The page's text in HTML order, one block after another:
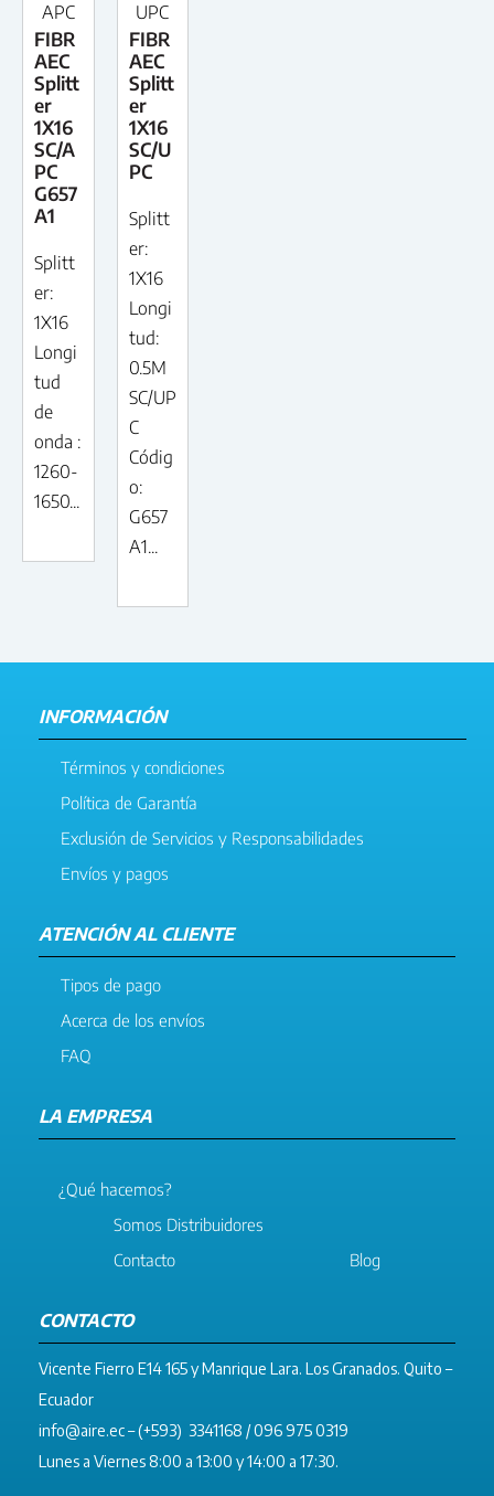
APC
FIBR
AEC
Splitt
er
1X16
SC/A
PC
G657
A1
Splitt
er:
1X16
Longi
tud
de
onda :
1260-
1650...
UPC
FIBR
AEC
Splitt
er
1X16
SC/U
PC
Splitt
er:
1X16
Longi
tud:
0.5M
SC/UP
C
Códig
o:
G657
A1...
INFORMACIÓN
Términos y condiciones
Política de Garantía
Exclusión de Servicios y Responsabilidades
Envíos y pagos
ATENCIÓN AL CLIENTE
Tipos de pago
Acerca de los envíos
FAQ
LA EMPRESA
¿Qué hacemos?
Somos Distribuidores
Contacto
Blog
CONTACTO
Vicente Fierro E14 165 y Manrique Lara. Los Granados. Quito –
Ecuador
info@aire.ec– (+593) 3341168 / 096 975 0319
Lunes a Viernes 8:00 a 13:00 y 14:00 a 17:30.